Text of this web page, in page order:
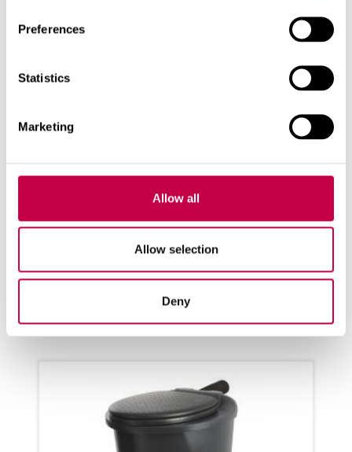
Preferences
Statistics
Marketing
Allow all
Allow selection
Deny
ECO
Suo­men suo­si­tuin kui­va­käy­mä­lä!
käy­mä­lä­jät­teen te­hok­kaas­ti kom­
pos­toi­va kom­pos­toi myös...
KATSO LISÄÄ